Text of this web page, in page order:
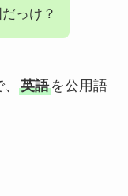
っけ？
英語を公用語